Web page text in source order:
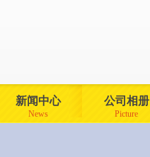
新闻中心
News
公司相册
Picture